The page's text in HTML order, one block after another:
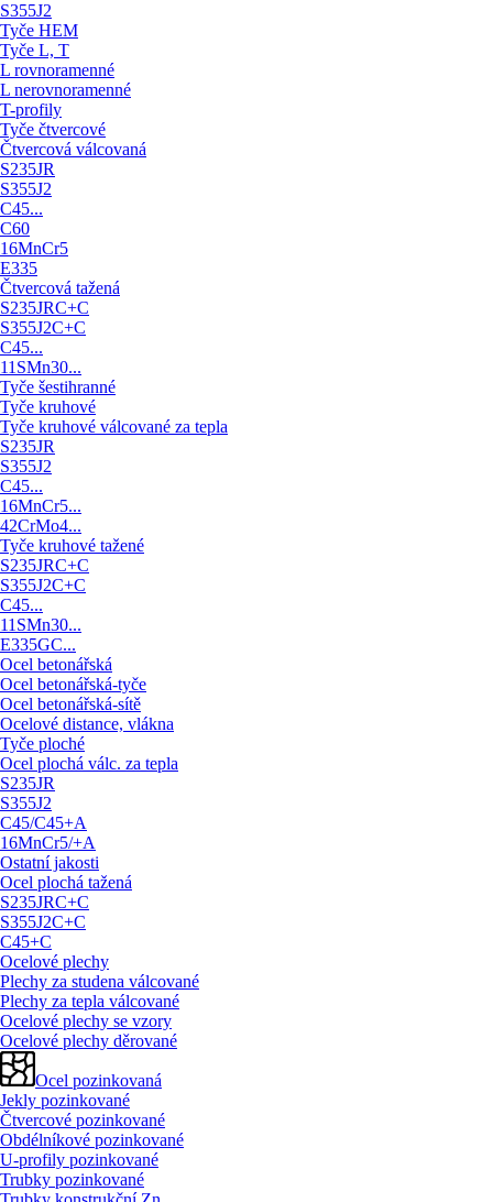
S355J2
Tyče HEM
Tyče L, T
L rovnoramenné
L nerovnoramenné
T-profily
Tyče čtvercové
Čtvercová válcovaná
S235JR
S355J2
C45...
C60
16MnCr5
E335
Čtvercová tažená
S235JRC+C
S355J2C+C
C45...
11SMn30...
Tyče šestihranné
Tyče kruhové
Tyče kruhové válcované za tepla
S235JR
S355J2
C45...
16MnCr5...
42CrMo4...
Tyče kruhové tažené
S235JRC+C
S355J2C+C
C45...
11SMn30...
E335GC...
Ocel betonářská
Ocel betonářská-tyče
Ocel betonářská-sítě
Ocelové distance, vlákna
Tyče ploché
Ocel plochá válc. za tepla
S235JR
S355J2
C45/C45+A
16MnCr5/+A
Ostatní jakosti
Ocel plochá tažená
S235JRC+C
S355J2C+C
C45+C
Ocelové plechy
Plechy za studena válcované
Plechy za tepla válcované
Ocelové plechy se vzory
Ocelové plechy děrované
Ocel pozinkovaná
Jekly pozinkované
Čtvercové pozinkované
Obdélníkové pozinkované
U-profily pozinkované
Trubky pozinkované